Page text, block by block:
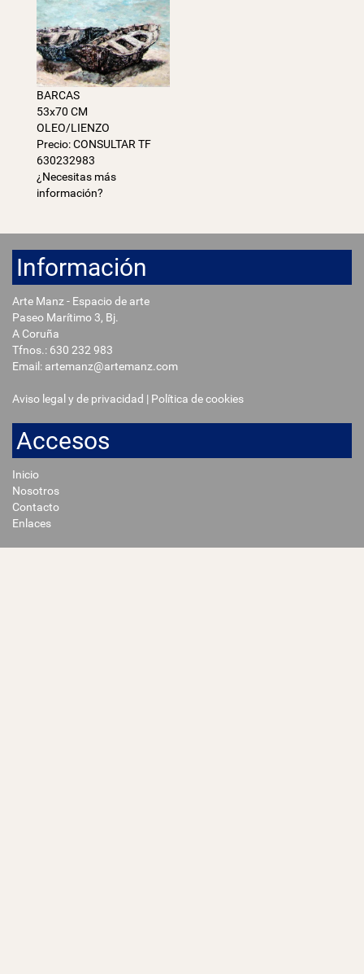
BARCAS
53x70 CM
OLEO/LIENZO
Precio: CONSULTAR TF
630232983
¿Necesitas más
información?
Información
Arte Manz - Espacio de arte
Paseo Marítimo 3, Bj.
A Coruña
Tfnos.: 630 232 983
Email: artemanz@artemanz.com
Aviso legal y de privacidad | Política de cookies
Accesos
Inicio
Nosotros
Contacto
Enlaces